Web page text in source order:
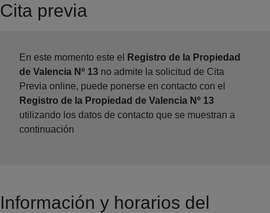
Cita previa
En este momento este el
Registro de la Propiedad
de Valencia Nº 13 no admite la solicitud de Cita
Previa online, puede ponerse en contacto con el
Registro de la Propiedad de Valencia Nº 13
utilizando los datos de contacto que se muestran a
continuación
Información y horarios del